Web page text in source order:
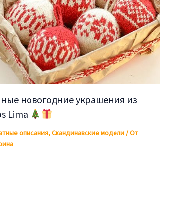
новогодние украшения из
Lima
описания,Скандинавские модели/ От